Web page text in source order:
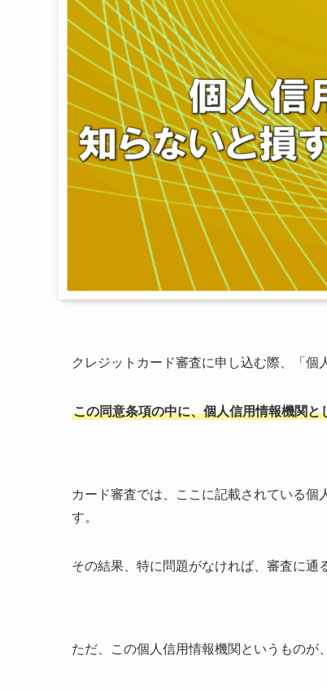
クレジットカード審査に申し込む際、「個
この同意条項の中に、個人信用情報機関
カード審査では、ここに記載されている個
す。
その結果、特に問題がなければ、審査に通
ただ、この個人信用情報機関というものが